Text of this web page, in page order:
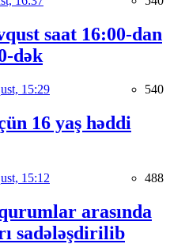
saat 16:00-dan
dək
15:29 540
16 yaş həddi
15:12 488
arasında
sadələşdirilib